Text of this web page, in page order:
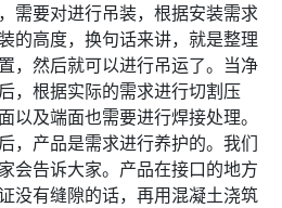
需要对进行吊装，根据安装需求
的高度，换句话来讲，就是整理
，然后就可以进行吊运了。当净
，根据实际的需求进行切割压
以及端面也需要进行焊接处理。
，产品是需求进行养护的。我们
会告诉大家。产品在接口的地方
没有缝隙的话，再用混凝土浇筑